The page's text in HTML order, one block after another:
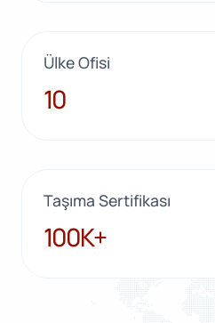
Ülke Ofisi
10
10
Taşıma Sertifikası
100K+
100K+